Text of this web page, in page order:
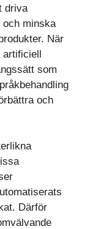
driva
och minska
När
artificiell
som
och
Därför